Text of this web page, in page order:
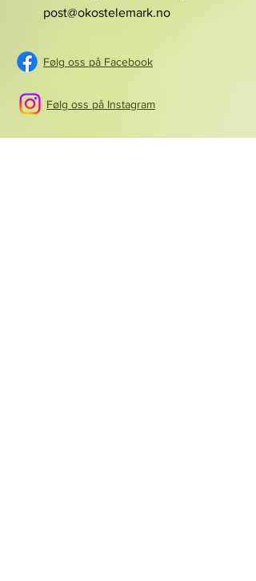
post@okostelemark.no
Følg oss på Facebook
Følg oss på Instagram